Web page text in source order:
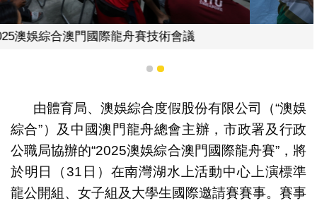
邀請隊伍出席抽籤儀式
1 2
由體育局、澳娛綜合度假股份有限公司（“澳娛
綜合”）及中國澳門龍舟總會主辦，市政署及行政
公職局協辦的“2025澳娛綜合澳門國際龍舟賽”，將
於明日（31日）在南灣湖水上活動中心上演標準
龍公開組、女子組及大學生國際邀請賽賽事。賽事